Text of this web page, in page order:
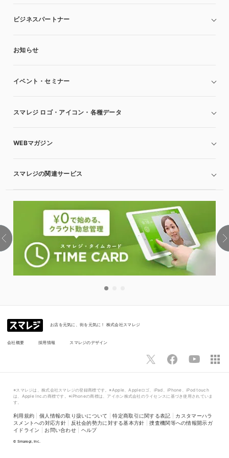
ビジネスパートナー
お知らせ
イベント・セミナー
スマレジ ロゴ・アイコン・各種データ
WEBマガジン
スマレジの関連サービス
お店を元気に、街を元気に！ 株式会社スマレジ
会社概要 採用情報 スマレジのデザイン
※スマレジは、株式会社スマレジの登録商標です。※Apple、Appleロゴ、iPad、iPhone、iPod touch
は、Apple Inc.の商標です。※iPhoneの商標は、アイホン株式会社のライセンスに基づき使用されていま
す。
利用規約 個人情報の取り扱いについて |特定商取引に関する表記
カスタマーハラ
スメントへの対応方針| 反社会的勢力に対する基本方針 |捜査機関等への情報開示ガ
イドライン
お問い合わせ| ヘルプ
© Smaregi, Inc.